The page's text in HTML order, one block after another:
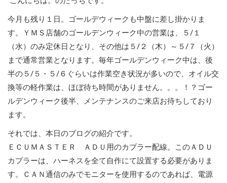
今月も残り１日。ゴールデウィークも中盤に差し掛かりま
す。ＹＭＳ店舗のゴールデンウィーク中の営業は、５/１
（水）のみ定休日となり、その他は５/２（木）～５/７（火）
まで通常営業となります。毎年ゴールデンウィーク中は、後
半の５/５・５/６ぐらいは作業空き状況が多いので、オイル交
換等の軽作業は、ほぼ待ち時間がありません。。。！？ゴー
ルデンウィーク後半、メンテナンスのご来店お待ちしており
ます。
それでは、本日のブログの紹介です。
ＥＣＵＭＡＳＴＥＲ ＡＤＵ用のカプラー配線。このＡＤＵ
カプラーは、ハーネスを全て自作にて設置する必要がありま
す。ＣＡＮ通信のみでモニターを使用するのであれば、電源